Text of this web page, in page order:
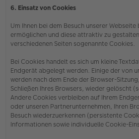
6. Einsatz von Cookies
Um Ihnen bei dem Besuch unserer
ermöglichen und diese attraktiv zu
verschiedenen Seiten sogenannte Cookies.
Bei Cookies handelt es sich um kleine
Endgerät abgelegt werden. Einige der von
werden nach dem Ende der Browser-
Schließen Ihres Browsers, wieder gelöscht
Andere Cookies verbleiben auf Ihrem
oder unseren Partnerunternehmen, Ihren
Besuch wiederzuerkennen (persistente
Informationen sowie individuelle Cookie-